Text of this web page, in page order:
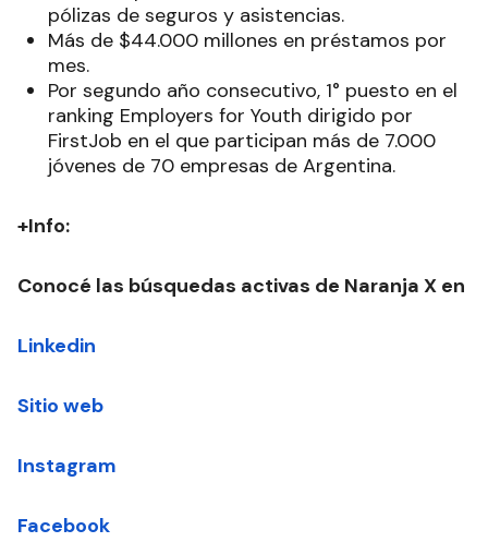
pólizas de seguros y asistencias.
Más de $44.000 millones en préstamos por
mes.
Por segundo año consecutivo, 1° puesto en el
ranking Employers for Youth dirigido por
FirstJob en el que participan más de 7.000
jóvenes de 70 empresas de Argentina.
+Info:
Conocé las búsquedas activas de Naranja X en
Linkedin
Sitio web
Instagram
Facebook